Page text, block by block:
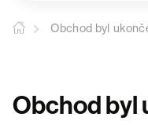
Obchod byl
Obchod byl